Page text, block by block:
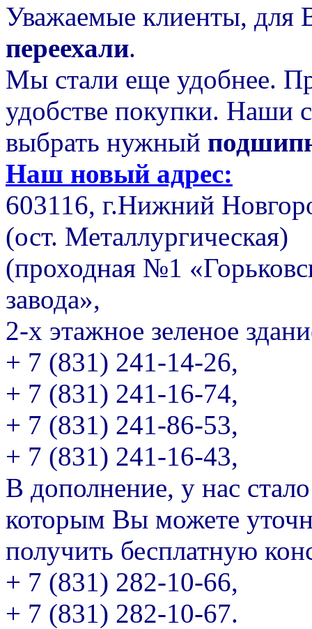
Уважаемые клиенты, для
переехали.
Мы стали еще удобнее.
удобстве покупки. Наши
выбрать нужный
Наш новый адрес:
603116, г.Нижний
(ост. Металлургическая)
(проходная №1
завода»,
2-х этажное зеленое
+ 7 (831) 241-14-26,
+ 7 (831) 241-16-74,
+ 7 (831) 241-86-53,
+ 7 (831) 241-16-43,
В дополнение, у нас
которым Вы можете
получить бесплатную
+ 7 (831) 282-10-66,
+ 7 (831) 282-10-67.